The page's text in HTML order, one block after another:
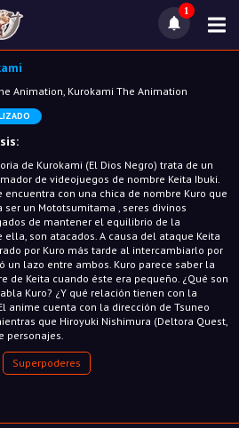
1
Animation, Kurokami The Animation
de Kurokami (El Dios Negro) trata de un
de videojuegos de nombre Keita Ibuki.
encuentra con una chica de nombre Kuro que
ser un Mototsumitama , seres divinos
de mantener el equilibrio de la
son atacados. A causa del ataque Keita
por Kuro más tarde al intercambiarlo por
un lazo entre ambos. Kuro parece saber la
de Keita cuando éste era pequeño. ¿Qué son
Kuro? ¿Y qué relación tienen con la
anime cuenta con la dirección de Tsuneo
que Hiroyuki Nishimura (Deltora Quest,
personajes.
Superpoderes